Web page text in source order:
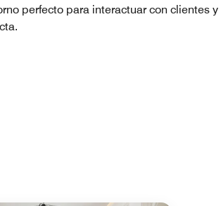
perfecto para interactuar con clientes